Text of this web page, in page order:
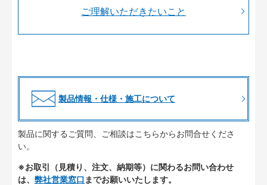
ご理解いただきたいこと
製品情報・仕様・施工について
製品に関するご質問、ご相談はこちらからお問合せくださ
い。
※お取引（見積り、注文、納期等）に関わるお問い合わせ
は、 弊社営業窓口 までお願いいたします。